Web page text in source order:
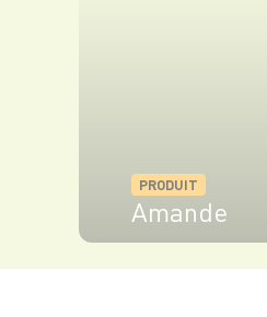
PRODUIT
Amande